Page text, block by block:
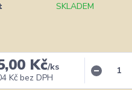
%★★★★★ Doporučuje obchod
SKLADEM
Kč/ks
Kč bez DPH